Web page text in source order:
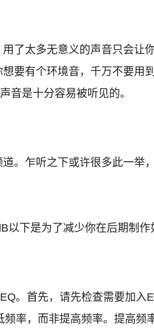
了太多无意义的声音只会
要有个环境音，千万不要
音是十分容易被听见的。
。乍听之下或许很多此一举
下是为了减少你在后期制作
。首先，请先检查需要加入
率，而非提高频率。提高